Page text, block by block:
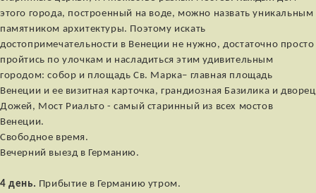
этого города, построенный на воде, можно назвать уникальным
памятником архитектуры. Поэтому искать
достопримечательности в Венеции не нужно, достаточно просто
пройтись по улочкам и насладиться этим удивительным
городом: собор и площадь Св. Марка– главная площадь
Венеции и ее визитная карточка, грандиозная Базилика и дворец
Дожей, Мост Риальто - самый старинный из всех мостов
Венеции.
Свободное время.
Вечерний выезд в Германию.
4 день. Прибытие в Германию утром.